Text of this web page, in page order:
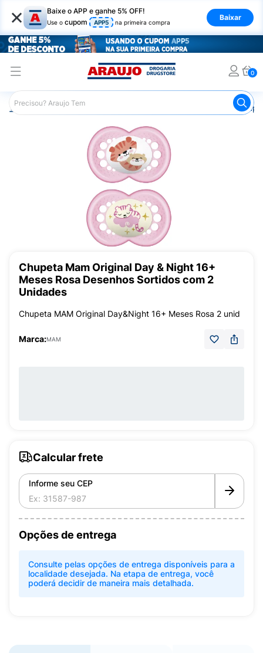
× Baixe o APP e ganhe 5% OFF!
Use o cupom APP5 na primeira compra
Baixar
0
Araujo Infantil
Chupeta Mam Original Day & Night 16+
Meses Rosa Desenhos Sortidos com 2
Unidades
Chupeta MAM Original Day&Night 16+ Meses Rosa 2 unid
Marca:MAM
Calcular frete
Informe seu CEP
Opções de entrega
Consulte pelas opções de entrega disponíveis para a
localidade desejada. Na etapa de entrega, você
poderá decidir de maneira mais detalhada.